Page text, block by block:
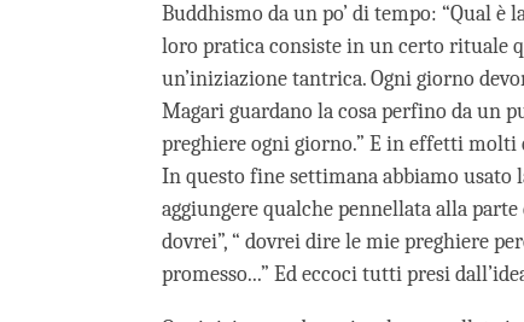
Buddhismo da un po’ di tempo: “Qual è
loro pratica consiste in un certo rituale
un’iniziazione tantrica. Ogni giorno
Magari guardano la cosa perfino da un
preghiere ogni giorno.” E in effetti
In questo fine settimana abbiamo
aggiungere qualche pennellata alla
dovrei”, “ dovrei dire le mie preghiere
promesso...” Ed eccoci tutti presi